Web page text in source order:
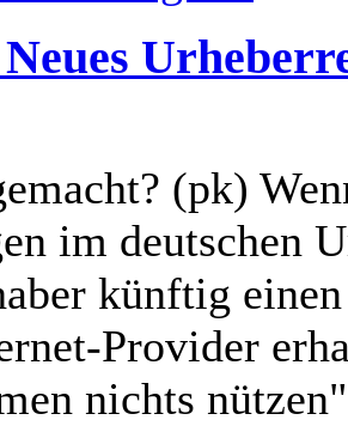
(pk)
im deutschen
künftig
Provider
nichts